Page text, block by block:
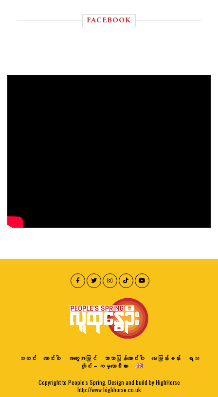
FACEBOOK
သတင်း ဆောင်းပါး အတွေးအမြင် ဘာသာပြန်ဆောင်းပါး မေးမြန်းခန်း
ရသ
ထိုင်း – ကမ္ဘောဒီးယား
Copyright to People's Spring. Design and build by HighHorse
http://www.highhorse.co.uk